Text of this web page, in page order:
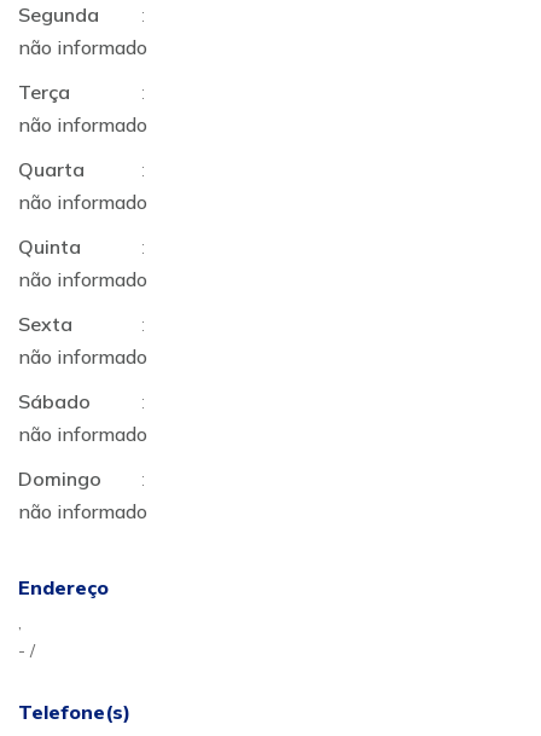
Segunda
:
não informado
Terça
:
não informado
Quarta
:
não informado
Quinta
:
não informado
Sexta
:
não informado
Sábado
:
não informado
Domingo
:
não informado
Endereço
,
- /
Telefone(s)